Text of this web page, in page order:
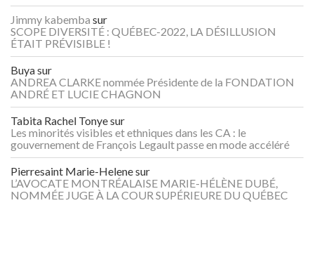
Jimmy kabemba sur
SCOPE DIVERSITÉ : QUÉBEC-2022, LA DÉSILLUSION
ÉTAIT PRÉVISIBLE !
Buyasur
ANDREA CLARKE nommée Présidente de la FONDATION
ANDRÉ ET LUCIE CHAGNON
Tabita Rachel Tonyesur
Les minorités visibles et ethniques dans les CA : le
gouvernement de François Legault passe en mode accéléré
Pierresaint Marie-Helenesur
L’AVOCATE MONTRÉALAISE MARIE-HÉLÈNE DUBÉ,
NOMMÉE JUGE À LA COUR SUPÉRIEURE DU QUÉBEC